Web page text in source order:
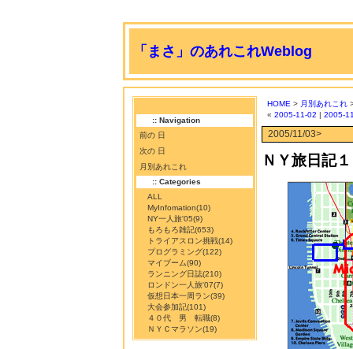
「まさ」のあれこれWeblog
:: Navigation
前の 日
次の 日
月別あれこれ
:: Categories
ALL
MyInfomation(10)
NY一人旅'05(9)
もろもろ雑記(653)
トライアスロン挑戦(14)
プログラミング(122)
マイブーム(90)
ランニング日誌(210)
ロンドン一人旅'07(7)
仮想日本一周ラン(39)
大会参加記(101)
４０代 男 転職(8)
ＮＹＣマラソン(19)
HOME > 月別あれこれ
« 2005-11-02 | 2005-
2005/11/03>
ＮＹ旅日記